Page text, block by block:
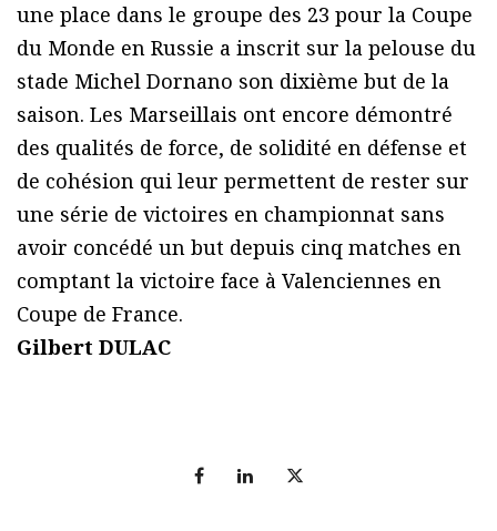
une place dans le groupe des 23 pour la Coupe
du Monde en Russie a inscrit sur la pelouse du
stade Michel Dornano son dixième but de la
saison. Les Marseillais ont encore démontré
des qualités de force, de solidité en défense et
de cohésion qui leur permettent de rester sur
une série de victoires en championnat sans
avoir concédé un but depuis cinq matches en
comptant la victoire face à Valenciennes en
Coupe de France.
Gilbert DULAC